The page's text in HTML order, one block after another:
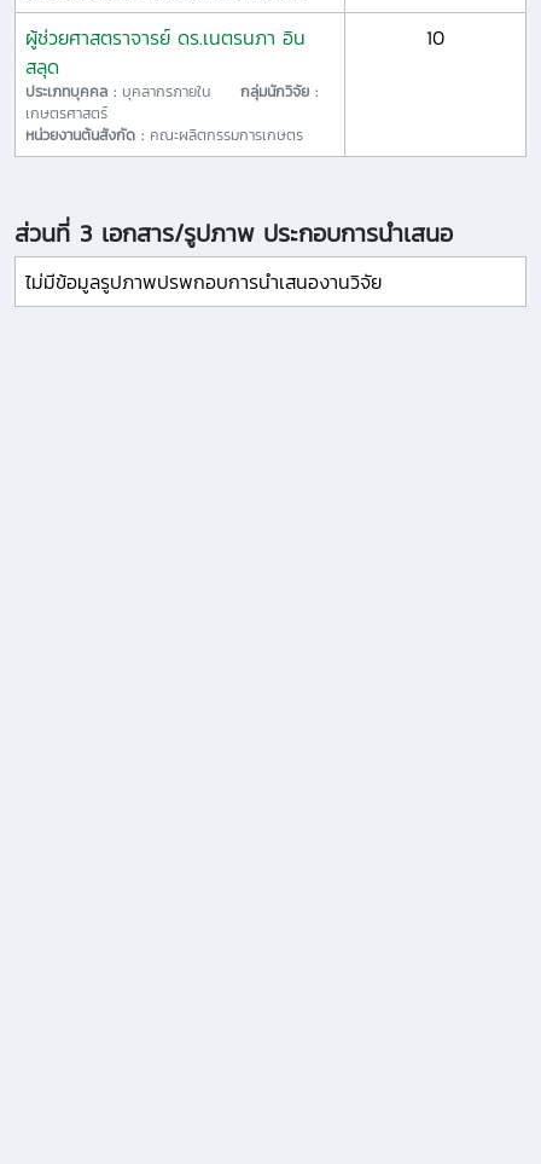
ผู้ช่วยศาสตราจารย์ ดร.เนตรนภา อิน
สลุด
ประเภทบุคคล : บุคลากรภายใน กลุ่มนักวิจัย :
เกษตรศาสตร์
หน่วยงานต้นสังกัด : คณะผลิตกรรมการเกษตร
10
ส่วนที่ 3 เอกสาร/รูปภาพ ประกอบการนำเสนอ
ไม่มีข้อมูลรูปภาพปรพกอบการนำเสนองานวิจัย